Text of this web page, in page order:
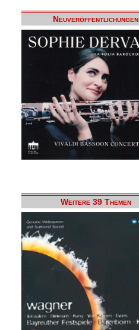
Neuveröffentlichungen
Weitere 39 Themen